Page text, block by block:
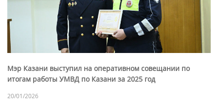
Мэр Казани выступил на оперативном совещании по
итогам работы УМВД по Казани за 2025 год
20/01/2026